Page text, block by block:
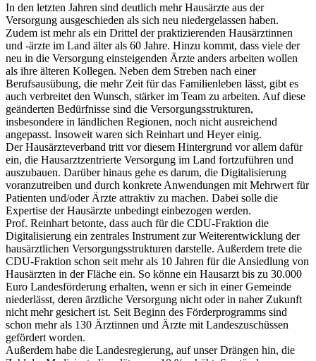
In den letzten Jahren sind deutlich mehr Hausärzte aus der
Versorgung ausgeschieden als sich neu niedergelassen haben.
Zudem ist mehr als ein Drittel der praktizierenden Hausärztinnen
und -ärzte im Land älter als 60 Jahre. Hinzu kommt, dass viele der
neu in die Versorgung einsteigenden Ärzte anders arbeiten wollen
als ihre älteren Kollegen. Neben dem Streben nach einer
Berufsausübung, die mehr Zeit für das Familienleben lässt, gibt es
auch verbreitet den Wunsch, stärker im Team zu arbeiten. Auf diese
geänderten Bedürfnisse sind die Versorgungsstrukturen,
insbesondere in ländlichen Regionen, noch nicht ausreichend
angepasst. Insoweit waren sich Reinhart und Heyer einig.
Der Hausärzteverband tritt vor diesem Hintergrund vor allem dafür
ein, die Hausarztzentrierte Versorgung im Land fortzuführen und
auszubauen. Darüber hinaus gehe es darum, die Digitalisierung
voranzutreiben und durch konkrete Anwendungen mit Mehrwert für
Patienten und/oder Ärzte attraktiv zu machen. Dabei solle die
Expertise der Hausärzte unbedingt einbezogen werden.
Prof. Reinhart betonte, dass auch für die CDU-Fraktion die
Digitalisierung ein zentrales Instrument zur Weiterentwicklung der
hausärztlichen Versorgungsstrukturen darstelle. Außerdem trete die
CDU-Fraktion schon seit mehr als 10 Jahren für die Ansiedlung von
Hausärzten in der Fläche ein. So könne ein Hausarzt bis zu 30.000
Euro Landesförderung erhalten, wenn er sich in einer Gemeinde
niederlässt, deren ärztliche Versorgung nicht oder in naher Zukunft
nicht mehr gesichert ist. Seit Beginn des Förderprogramms sind
schon mehr als 130 Ärztinnen und Ärzte mit Landeszuschüssen
gefördert worden.
Außerdem habe die Landesregierung, auf unser Drängen hin, die